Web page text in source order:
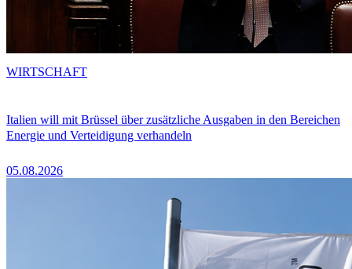
Italien will mit Brüssel über zusätzliche Ausgaben in den Bereichen
Energie und Verteidigung verhandeln
05.08.2026
WIRTSCHAFT